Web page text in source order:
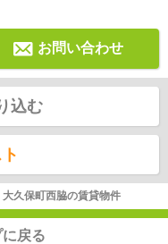
お問い合わせ
込む
大久保町西脇の賃貸物件
戻る